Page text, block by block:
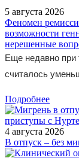
5 августа 2026
Феномен
возможности
нерешенные
Еще недавно при
считалось
Подробнее
4 августа 2026
В отпуск – без